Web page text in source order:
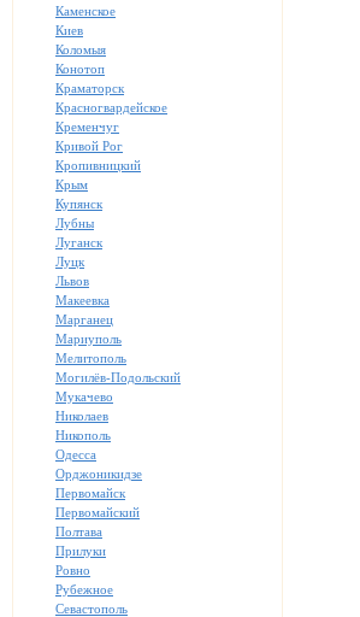
Каменское
Киев
Коломыя
Конотоп
Краматорск
Красногвардейское
Кременчуг
Кривой Рог
Кропивницкий
Крым
Купянск
Лубны
Луганск
Луцк
Львов
Макеевка
Марганец
Мариуполь
Мелитополь
Могилёв-Подольский
Мукачево
Николаев
Никополь
Одесса
Орджоникидзе
Первомайск
Первомайский
Полтава
Прилуки
Ровно
Рубежное
Севастополь